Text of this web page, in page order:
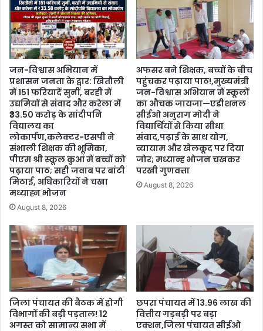
जन-विश्वास अभियान में
प्रशासन जनता के द्वार: खितौली
में 151 फरियादें सुनीं, बरही में
उद्यमियों से संवाद और करेला में
₹33.50 करोड़ के सांदीपनि
विद्यालय का
लोकार्पण,कलेक्टर-एसपी ने
संभाली शिक्षक की भूमिका,
पीएम श्री स्कूल कुआं में बच्चों को
पढ़ाया पाठ; सही जवाब पर बांटी
मिठाई, अधिकारियों ने चखा
मध्याह्न भोजन
August 8, 2026
अफसर बने शिक्षक, बच्चों के बीच
पहुंचकर पढ़ाया पाठ!,मुख्यमंत्री
जन-विश्वास अभियान में स्कूलों
का औचक जायजा—एडीशनल
सीईओ अनुराग मोदी ने
विद्यार्थियों से किया सीधा
संवाद,पढ़ाई के साथ योग,
व्यायाम और खेलकूद पर दिया
जोर; मध्यान्ह भोजन चखकर
परखी गुणवत्ता
August 8, 2026
जिला पंचायत की बैठक में होगी
विभागों की बड़ी पड़ताल! 12
अगस्त को सामान्य सभा में
छपरा पंचायत में 13.96 लाख की
वित्तीय गड़बड़ी पर बड़ा
एक्शन,जिला पंचायत सीईओ